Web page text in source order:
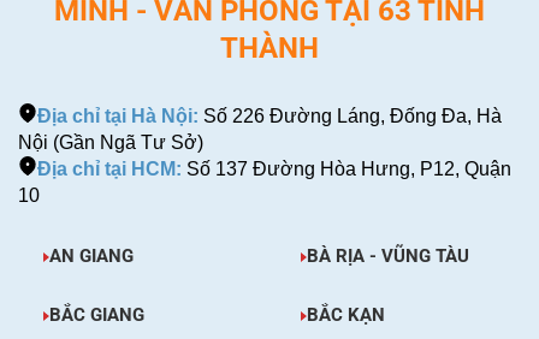
MINH - VĂN PHÒNG TẠI 63 TỈNH
THÀNH
Địa chỉ tại Hà Nội: Số 226 Đường Láng, Đống Đa, Hà
Nội (Gần Ngã Tư Sở)
Địa chỉ tại HCM: Số 137 Đường Hòa Hưng, P12, Quận
10
AN GIANG BÀ RỊA - VŨNG TÀU
BẮC GIANG BẮC KẠN